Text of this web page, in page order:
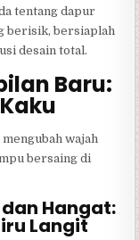
tentang dapur
berisik, bersiaplah
desain total.
Baru:
wajah
bersaing di
Hangat:
Langit